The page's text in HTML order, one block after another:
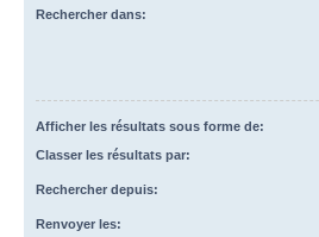
Rechercher dans:
Afficher les résultats sous forme de:
Classer les résultats par:
Rechercher depuis:
Renvoyer les: